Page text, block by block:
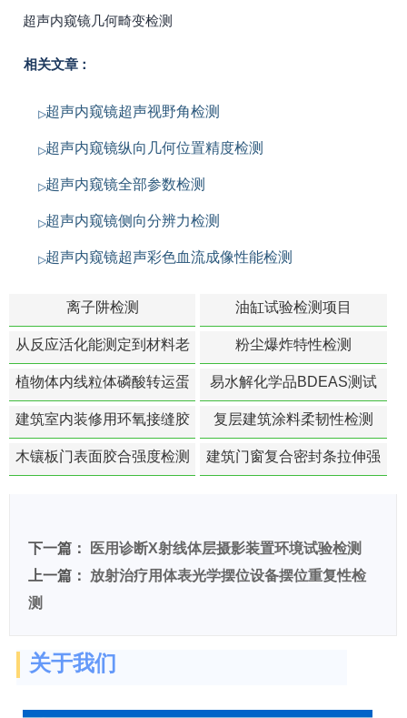
超声内窥镜几何畸变检测
相关文章：
超声内窥镜超声视野角检测
超声内窥镜纵向几何位置精度检测
超声内窥镜全部参数检测
超声内窥镜侧向分辨力检测
超声内窥镜超声彩色血流成像性能检测
离子阱检测 油缸试验检测项目
从反应活化能测定到材料老
化寿命预测的经典模型
粉尘爆炸特性检测
植物体内线粒体磷酸转运蛋
白活性检测
易水解化学品BDEAS测试
建筑室内装修用环氧接缝胶
苯含量检测
复层建筑涂料柔韧性检测
木镶板门表面胶合强度检测
建筑门窗复合密封条拉伸强
下一篇：
医用诊断X射线体层摄影装置环境试验检测
上一篇： 放射治疗用体表光学摆位设备摆位重复性检
测
关于我们